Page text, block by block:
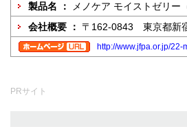
製品名 ：
メノケア モイストゼリー
会社概要 ： 〒162-0843 東京都新
http://www.jfpa.or.jp/22-
PRサイト